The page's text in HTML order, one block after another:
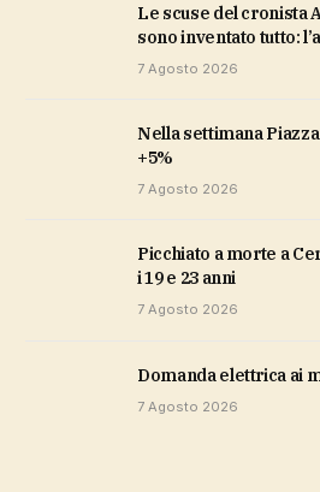
Le scuse del cronista Adriano Cappellari: “Mi
sono inventato tutto:
7 Agosto 2026
Nella settimana Piazza Affari +3%, Nasdaq
+5%
7 Agosto 2026
Picchiato a morte a Cervia, fermati 4 giovani tra
i 19 e 23 anni
7 Agosto 2026
domanda elettrica ai
7 Agosto 2026